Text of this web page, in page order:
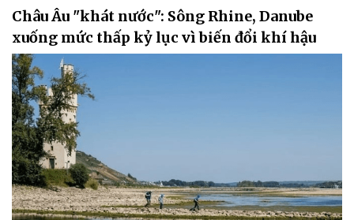
Châu Âu "khát nước": Sông Rhine, Danube
xuống mức thấp kỷ lục vì biến đổi khí hậu